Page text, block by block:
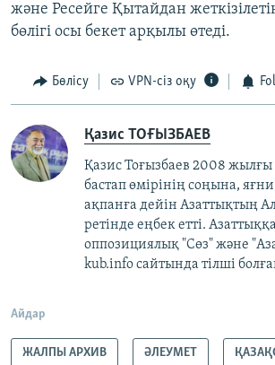
және Ресейге Қытайдан
бөлігі осы бекет арқылы өтеді.
Бөлісу VPN-сіз оқу
Қазис ТОҒЫЗБАЕВ
Қазис Тоғызбаев 2008
бастап өмірінің соңына,
ақпанға дейін Азаттықтың
ретінде еңбек етті.
оппозициялық "Сөз" және
kub.info сайтында тілші
Айдар
ЖАЛПЫ АРХИВ ӘЛЕУМЕТ